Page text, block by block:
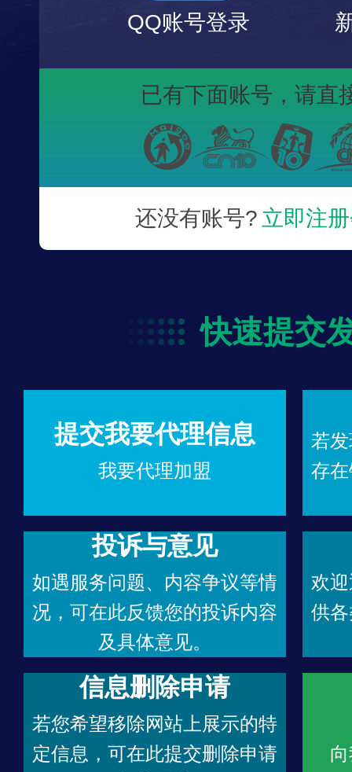
QQ账号登录
已有下面账号， 请直
还没有账号? 立即注
快速提交
提交我要代理信息
我要代理加盟
若
存
投诉与意见
如遇服务问题、内容争议等情
况，可在此反馈您的投诉内容
及具体意见。
欢
供
信息删除申请
若您希望移除网站上展示的特
定信息，可在此提交删除申请